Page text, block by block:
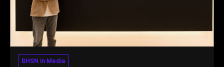
BHSN in Media